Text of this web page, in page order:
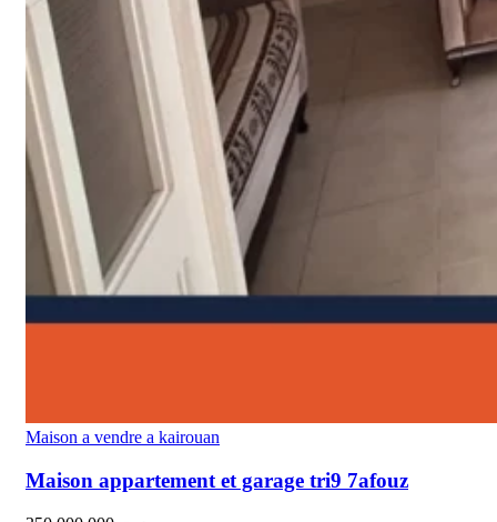
Maison a vendre a kairouan
Maison appartement et garage tri9 7afouz